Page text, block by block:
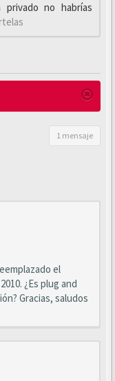
no habrías
1 mensaje
el
¿Es plug and
Gracias, saludos